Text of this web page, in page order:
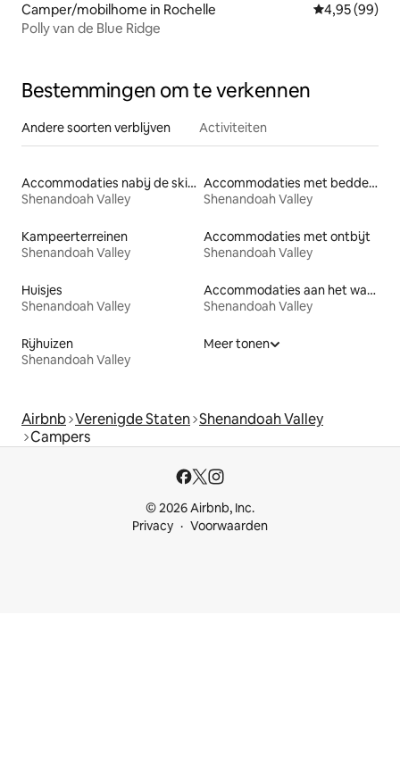
Camper/mobilhome in Rochelle Gemiddelde
4,95 (99)
Polly van de Blue Ridge
Bestemmingen om te verkennen
Andere soorten verblijven Activiteiten
Accommodaties nabij de skipiste
Shenandoah Valley
Accommodaties met bedden op toegankelijke hoogte
Shenandoah Valley
Kampeerterreinen
Shenandoah Valley
Accommodaties met ontbijt
Shenandoah Valley
Huisjes
Shenandoah Valley
Accommodaties aan het water
Shenandoah Valley
Rijhuizen
Shenandoah Valley
Meer tonen
Airbnb Verenigde Staten Shenandoah Valley
Campers
© 2026 Airbnb, Inc.
Privacy
Voorwaarden